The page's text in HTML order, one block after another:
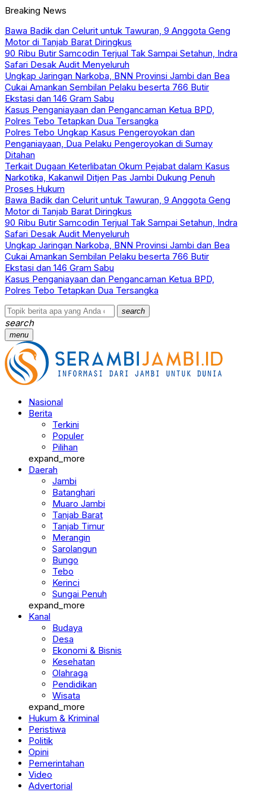
Breaking News
Bawa Badik dan Celurit untuk Tawuran, 9 Anggota Geng
Motor di Tanjab Barat Diringkus
90 Ribu Butir Samcodin Terjual Tak Sampai Setahun, Indra
Safari Desak Audit Menyeluruh
Ungkap Jaringan Narkoba, BNN Provinsi Jambi dan Bea
Cukai Amankan Sembilan Pelaku beserta 766 Butir
Ekstasi dan 146 Gram Sabu
Kasus Penganiayaan dan Pengancaman Ketua BPD,
Polres Tebo Tetapkan Dua Tersangka
Polres Tebo Ungkap Kasus Pengeroyokan dan
Penganiayaan, Dua Pelaku Pengeroyokan di Sumay
Ditahan
Terkait Dugaan Keterlibatan Okum Pejabat dalam Kasus
Narkotika, Kakanwil Ditjen Pas Jambi Dukung Penuh
Proses Hukum
Bawa Badik dan Celurit untuk Tawuran, 9 Anggota Geng
Motor di Tanjab Barat Diringkus
90 Ribu Butir Samcodin Terjual Tak Sampai Setahun, Indra
Safari Desak Audit Menyeluruh
Ungkap Jaringan Narkoba, BNN Provinsi Jambi dan Bea
Cukai Amankan Sembilan Pelaku beserta 766 Butir
Ekstasi dan 146 Gram Sabu
Kasus Penganiayaan dan Pengancaman Ketua BPD,
Polres Tebo Tetapkan Dua Tersangka
search
search
menu
Nasional
Berita
Terkini
Populer
Pilihan
expand_more
Daerah
Jambi
Batanghari
Muaro Jambi
Tanjab Barat
Tanjab Timur
Merangin
Sarolangun
Bungo
Tebo
Kerinci
Sungai Penuh
expand_more
Kanal
Budaya
Desa
Ekonomi & Bisnis
Kesehatan
Olahraga
Pendidikan
Wisata
expand_more
Hukum & Kriminal
Peristiwa
Politik
Opini
Pemerintahan
Video
Advertorial